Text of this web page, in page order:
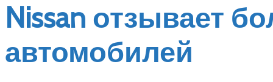
Nissan отзывает
автомобилей